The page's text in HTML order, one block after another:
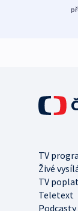
TV
Živé
TV
Teletext
Podcasty